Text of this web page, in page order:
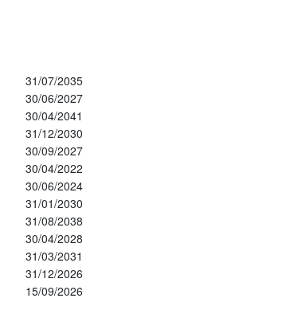
31/07/2035
30/06/2027
30/04/2041
31/12/2030
30/09/2027
30/04/2022
30/06/2024
31/01/2030
31/08/2038
30/04/2028
31/03/2031
31/12/2026
15/09/2026